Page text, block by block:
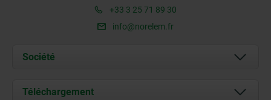
+33 3 25 71 89 30
info@norelem.fr
Société
À propos de nous
Téléchargement